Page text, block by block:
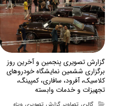
گزارش تصویری پنجمین و آخرین روز
برگزاری ششمین نمایشگاه خودروهای
کلاسیک، آفرود، سافاری، کمپینگ،
تجهیزات و خدمات وابسته